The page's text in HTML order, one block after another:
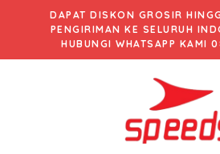
DAPAT DISKON GROSIR
PENGIRIMAN KE SELURUH
HUBUNGI WHATSAPP KAMI